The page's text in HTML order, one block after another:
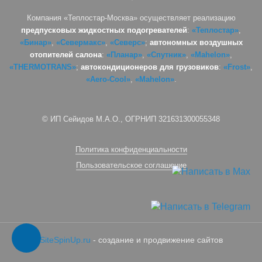
Компания «Теплостар-Москва» осуществляет реализацию
предпусковых жидкостных подогревателей: «Теплостар»,
«Бинар», «Севермакс», «Северс»; автономных воздушных
отопителей салона: «Планар», «Спутник», «Mahelon»,
«THERMOTRANS»; автокондиционеров для грузовиков: «Frost»,
«Aero-Cool», «Mahelon».
© ИП Сейидов М.А.О., ОГРНИП 321631300055348
Политика конфиденциальности
Пользовательское соглашение
SiteSpinUp.ru - создание и продвижение сайтов